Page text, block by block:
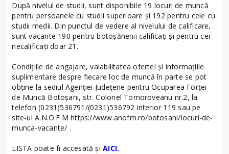
După nivelul de studii, sunt disponibile 19 locuri de muncă
pentru persoanele cu studii superioare și 192 pentru cele cu
studii medii. Din punctul de vedere al nivelului de calificare,
sunt vacante 190 pentru botoșănenii calificați și pentru cei
necalificați doar 21.
Condițiile de angajare, valabilitatea ofertei și informațiile
suplimentare despre fiecare loc de muncă în parte se pot
obține la sediul Agenției Județene pentru Ocuparea Forței
de Muncă Botoșani, str. Colonel Tomoroveanu nr.2, la
telefon (0231)536791/(0231)536792 interior 119 sau pe
site-ul A.N.O.F.M https://www.anofm.ro/botosani/locuri-de-
munca-vacante/ .
LISTA poate fi accesată șiAICI.